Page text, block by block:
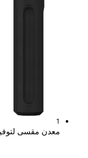
1
معدن مقسى